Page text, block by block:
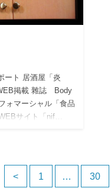
ート 居酒屋「炎
掲載 雜誌 Body
ォマーシャル「食品
サイト「nif…
< 1 30